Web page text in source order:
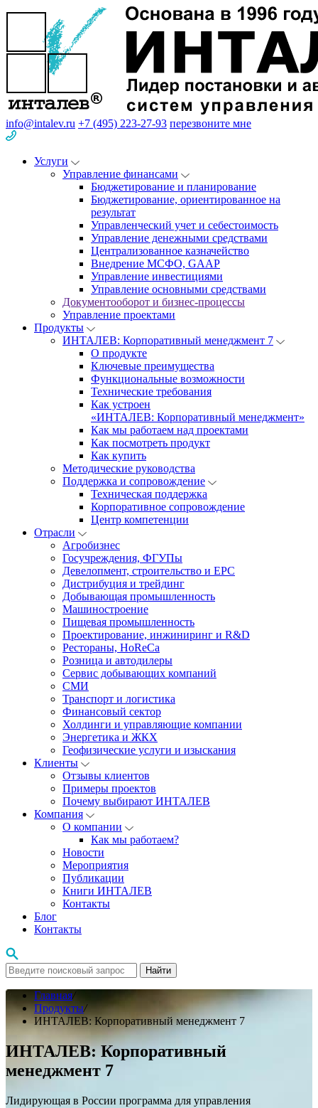
info@intalev.ru +7 (495) 223-27-93 перезвоните мне
Услуги
Управление финансами
Бюджетирование и планирование
Бюджетирование, ориентированное на
результат
Управленческий учет и себестоимость
Управление денежными средствами
Централизованное казначейство
Внедрение МСФО, GAAP
Управление инвестициями
Управление основными средствами
Документооборот и бизнес-процессы
Управление проектами
Продукты
ИНТАЛЕВ: Корпоративный менеджмент 7
О продукте
Ключевые преимущества
Функциональные возможности
Технические требования
Как устроен
«ИНТАЛЕВ: Корпоративный менеджмент»
Как мы работаем над проектами
Как посмотреть продукт
Как купить
Методические руководства
Поддержка и сопровождение
Техническая поддержка
Корпоративное сопровождение
Центр компетенции
Отрасли
Агробизнес
Госучреждения, ФГУПы
Девелопмент, строительство и EPC
Дистрибуция и трейдинг
Добывающая промышленность
Машиностроение
Пищевая промышленность
Проектирование, инжиниринг и R&D
Рестораны, HoReCa
Розница и автодилеры
Сервис добывающих компаний
СМИ
Транспорт и логистика
Финансовый сектор
Холдинги и управляющие компании
Энергетика и ЖКХ
Геофизические услуги и изыскания
Клиенты
Отзывы клиентов
Примеры проектов
Почему выбирают ИНТАЛЕВ
Компания
О компании
Как мы работаем?
Новости
Мероприятия
Публикации
Книги ИНТАЛЕВ
Контакты
Блог
Контакты
Найти
Главная/
Продукты/
ИНТАЛЕВ: Корпоративный менеджмент 7
ИНТАЛЕВ: Корпоративный
менеджмент 7
Лидирующая в России программа для управления